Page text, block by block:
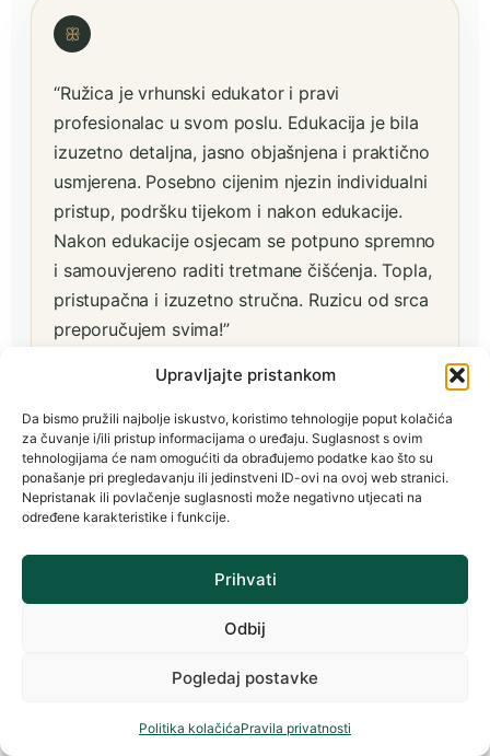
Upravljajte pristankom
Da bismo pružili najbolje iskustvo, koristimo tehnologije poput kolačića
za čuvanje i/ili pristup informacijama o uređaju. Suglasnost s ovim
tehnologijama će nam omogućiti da obrađujemo podatke kao što su
ponašanje pri pregledavanju ili jedinstveni ID-ovi na ovoj web stranici.
Nepristanak ili povlačenje suglasnosti može negativno utjecati na
određene karakteristike i funkcije.
Prihvati
Odbij
Pogledaj postavke
Politika kolačićaPravila privatnosti
ꕥ
“Ružica je vrhunski edukator i pravi
profesionalac u svom poslu. Edukacija je bila
izuzetno detaljna, jasno objašnjena i praktično
usmjerena. Posebno cijenim njezin individualni
pristup, podršku tijekom i nakon edukacije.
Nakon edukacije osjecam se potpuno spremno
i samouvjereno raditi tretmane čišćenja. Topla,
pristupačna i izuzetno stručna. Ruzicu od srca
preporučujem svima!”
Filip Vučković
DIAMOND CLEAN, obrt za čišćenje · Zagreb
ꕥ
“Edukacija je osmišljena kao individualni
odgovori su zlata vrijedni. Proces nam je
tih alata koji su esencijalni kod procesa